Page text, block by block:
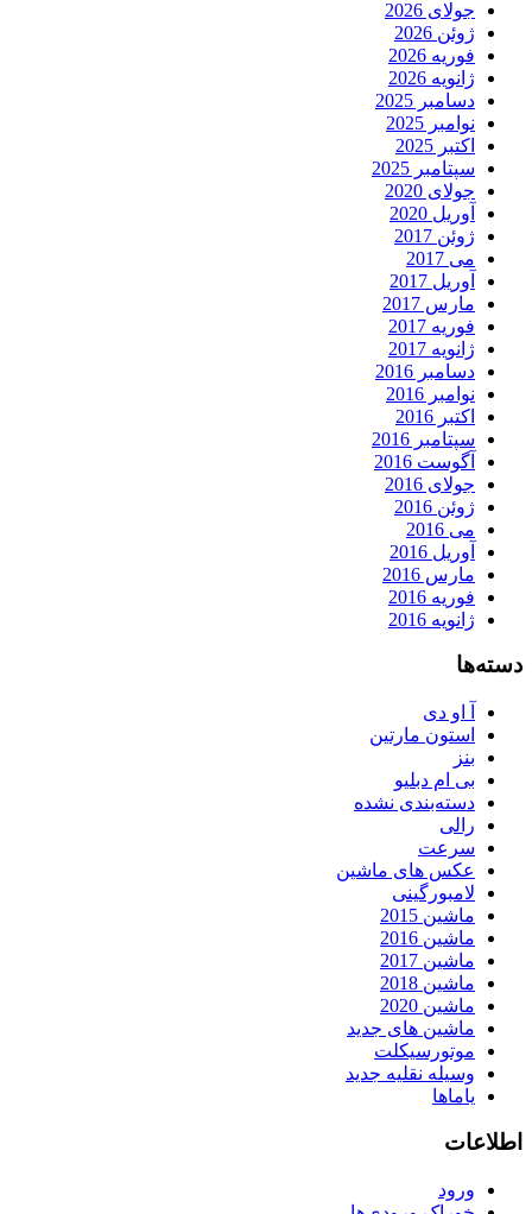
جولای 2026
ژوئن 2026
فوریه 2026
ژانویه 2026
دسامبر 2025
نوامبر 2025
اکتبر 2025
سپتامبر 2025
جولای 2020
آوریل 2020
ژوئن 2017
می 2017
آوریل 2017
مارس 2017
فوریه 2017
ژانویه 2017
دسامبر 2016
نوامبر 2016
اکتبر 2016
سپتامبر 2016
آگوست 2016
جولای 2016
ژوئن 2016
می 2016
آوریل 2016
مارس 2016
فوریه 2016
ژانویه 2016
دسته‌ها
آ او دی
استون مارتین
بنز
بی ام دبلیو
دسته‌بندی نشده
رالی
سرعت
عکس های ماشین
لامبورگینی
ماشین 2015
ماشین 2016
ماشین 2017
ماشین 2018
ماشین 2020
ماشین های جدید
موتورسیکلت
وسیله نقلیه جدید
یاماها
اطلاعات
ورود